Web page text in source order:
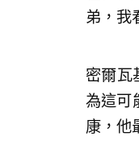
弟，我
密爾瓦
為這可
康，他